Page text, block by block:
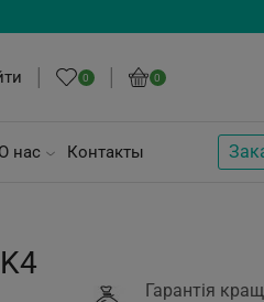
0 0
нас Контакты
Гарантія